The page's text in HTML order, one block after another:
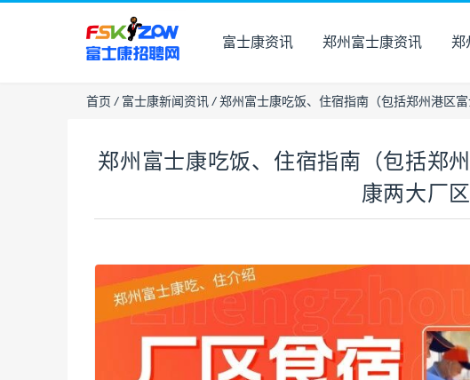
富士康资讯 郑州富士康资讯 郑
首页 / 富士康新闻资讯 / 郑州富士康吃饭、住宿指南（包括郑州港区
郑州富士康吃饭、住宿指南（包括郑
康两大厂区